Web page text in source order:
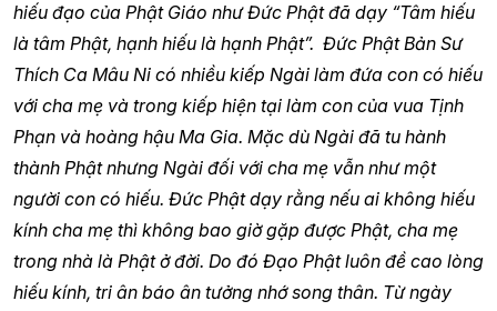
hiếu đạo của Phật Giáo như Đức Phật đã dạy “Tâm hiếu
là tâm Phật, hạnh hiếu là hạnh Phật”. Đức Phật Bản Sư
Thích Ca Mâu Ni có nhiều kiếp Ngài làm đứa con có hiếu
với cha mẹ và trong kiếp hiện tại làm con của vua Tịnh
Phạn và hoàng hậu Ma Gia. Mặc dù Ngài đã tu hành
thành Phật nhưng Ngài đối với cha mẹ vẫn như một
người con có hiếu. Đức Phật dạy rằng nếu ai không hiếu
kính cha mẹ thì không bao giờ gặp được Phật, cha mẹ
trong nhà là Phật ở đời. Do đó Đạo Phật luôn đề cao lòng
hiếu kính, tri ân báo ân tưởng nhớ song thân. Từ ngày